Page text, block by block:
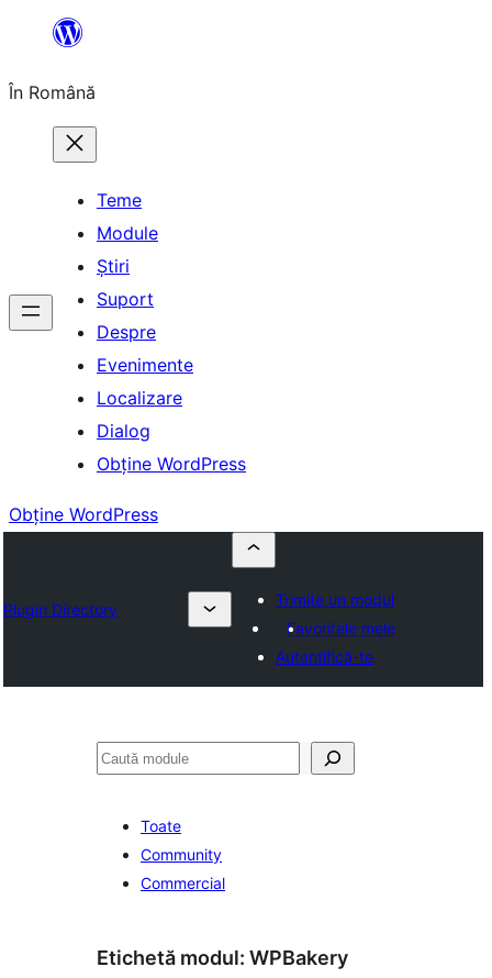
conținut
În Română
Teme
Module
Știri
Suport
Despre
Evenimente
Localizare
Dialog
Obține WordPress
Obține WordPress
Plugin Directory
Trimite un modul
Favoritele mele
Autentifică-te
Caută
Toate
Community
Commercial
Etichetă modul: WPBakery